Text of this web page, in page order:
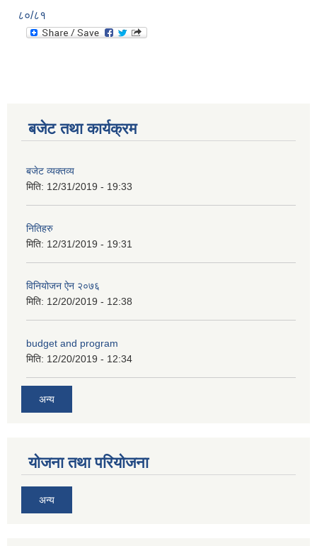
८०/८१
बजेट तथा कार्यक्रम
बजेट व्यक्तव्य
मिति: 12/31/2019 - 19:33
नितिहरु
मिति: 12/31/2019 - 19:31
विनियोजन ऐन २०७६
मिति: 12/20/2019 - 12:38
budget and program
मिति: 12/20/2019 - 12:34
अन्य
योजना तथा परियोजना
अन्य